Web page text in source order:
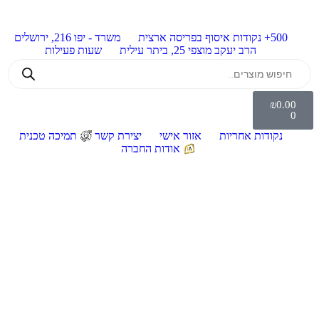
500+ נקודות איסוף בפריסה ארצית
משרד - יפו 216, ירושלים
הרב יעקב מוצפי 25, ביתר עילית
שעות פעילות
₪0.00
0
נקודות אחריות אזור אישי יצירת קשר
תמיכה טכנית
אודות החברה